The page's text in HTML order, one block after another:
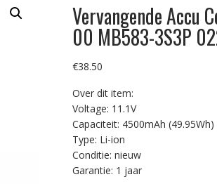
Vervangende Accu
00 MB583-3S3P
€38.50
Over dit item:
Voltage: 11.1V
Capaciteit: 4500mAh (49.95Wh)
Type: Li-ion
Conditie: nieuw
Garantie: 1 jaar